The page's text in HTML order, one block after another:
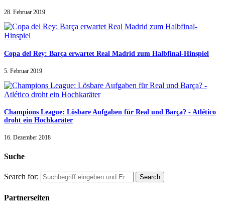
28. Februar 2019
Copa del Rey: Barça erwartet Real Madrid zum Halbfinal-Hinspiel
5. Februar 2019
Champions League: Lösbare Aufgaben für Real und Barça? - Atlético
droht ein Hochkaräter
16. Dezember 2018
Suche
Search for:
Partnerseiten